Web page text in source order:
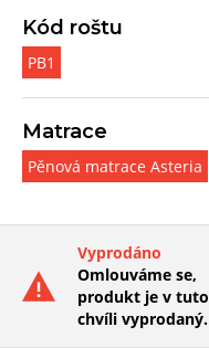
Kód roštu
PB1
Matrace
Pěnová matrace Asteria
Vyprodáno
Omlouváme se,
produkt je v tuto
chvíli vyprodaný.